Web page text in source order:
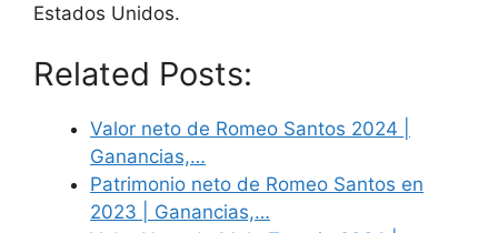
Estados Unidos.
Related Posts:
Valor neto de Romeo Santos 2024 |
Ganancias,…
Patrimonio neto de Romeo Santos en
2023 | Ganancias,…